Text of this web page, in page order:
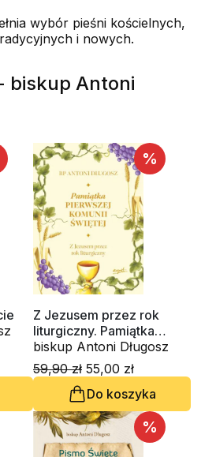
wybór pieśni kościelnych,
i nowych.
biskup Antoni
%
Z Jezusem przez rok
liturgiczny. Pamiątka
Pierwszej Komunii Świętej
biskup Antoni Długosz
59,90 zł 55,00 zł
Do koszyka
%